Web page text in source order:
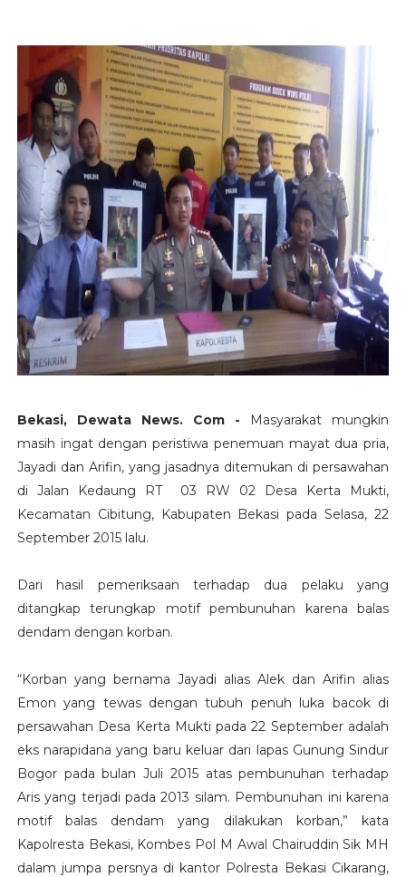
Bekasi, Dewata News. Com -
Masyarakat mungkin
masih ingat dengan peristiwa penemuan mayat dua pria,
Jayadi dan Arifin, yang jasadnya ditemukan di persawahan
di Jalan Kedaung RT 03 RW 02 Desa Kerta Mukti,
Kecamatan Cibitung, Kabupaten Bekasi pada Selasa, 22
September 2015 lalu.
Dari hasil pemeriksaan terhadap dua pelaku yang
ditangkap terungkap motif pembunuhan karena balas
dendam dengan korban.
“Korban yang bernama Jayadi alias Alek dan Arifin alias
Emon yang tewas dengan tubuh penuh luka bacok di
persawahan Desa Kerta Mukti pada 22 September adalah
eks narapidana yang baru keluar dari lapas Gunung Sindur
Bogor pada bulan Juli 2015 atas pembunuhan terhadap
Aris yang terjadi pada 2013 silam. Pembunuhan ini karena
motif balas dendam yang dilakukan korban,” kata
Kapolresta Bekasi, Kombes Pol M Awal Chairuddin Sik MH
dalam jumpa persnya di kantor Polresta Bekasi Cikarang,